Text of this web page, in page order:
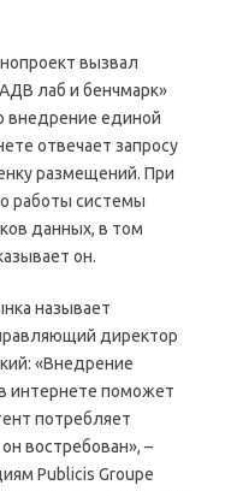
вызвал
лаб и бенчмарк»
внедрение единой
отвечает запросу
размещений. При
работы системы
данных, в том
он.
называет
директор
«Внедрение
интернете поможет
потребляет
востребован», –
Publicis Groupe